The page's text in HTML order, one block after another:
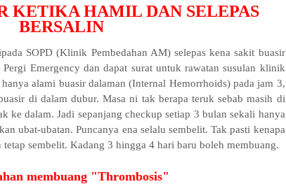
KETIKA HAMIL DAN SELEPAS
BERSALIN
SOPD (Klinik Pembedahan AM) selepas kena sakit buasir
Emergency dan dapat surat untuk rawatan susulan klinik
hanya alami buasir dalaman (Internal Hemorrhoids) pada jam 3,
di dalam dubur. Masa ni tak berapa teruk sebab masih di
ke dalam. Jadi sepanjang checkup setiap 3 bulan sekali hanya
ubat-ubatan. Puncanya ena selalu sembelit. Tak pasti kenapa
sembelit. Kadang 3 hingga 4 hari baru boleh membuang.
membuang "Thrombosis"